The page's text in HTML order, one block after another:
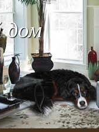
дом